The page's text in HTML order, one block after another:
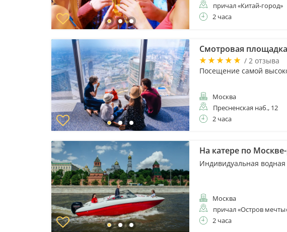
причал «Китай-город»
2 часа
Смотровая
/ 2 отзыва
Посещение самой
Москва
Пресненская наб., 12
2 часа
На катере по
Индивидуальная
Москва
причал «Остров
2 часа